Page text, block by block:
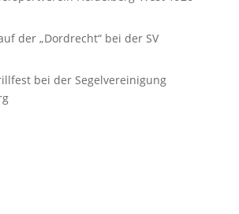
der „Dordrecht“ bei der SV
bei der Segelvereinigung